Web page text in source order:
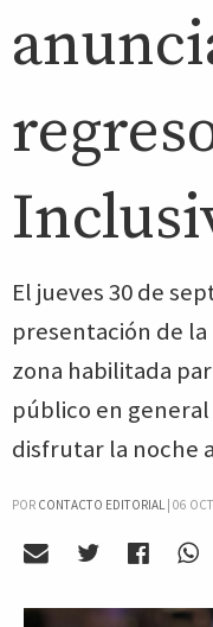
El jueves 30 de
presentación de
zona habilitada
público en
disfrutar la noche
POR CONTACTO EDITORIAL| 06